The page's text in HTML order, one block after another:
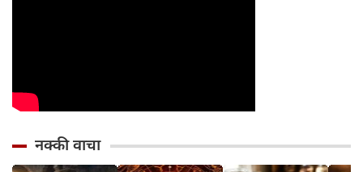
नक्की वाचा